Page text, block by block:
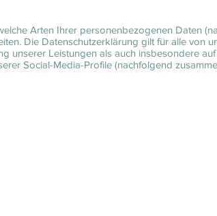
Arten Ihrer personenbezogenen Daten
Die Datenschutzerklärung gilt für alle von
Leistungen als auch insbesondere
Social-Media-Profile (nachfolgend